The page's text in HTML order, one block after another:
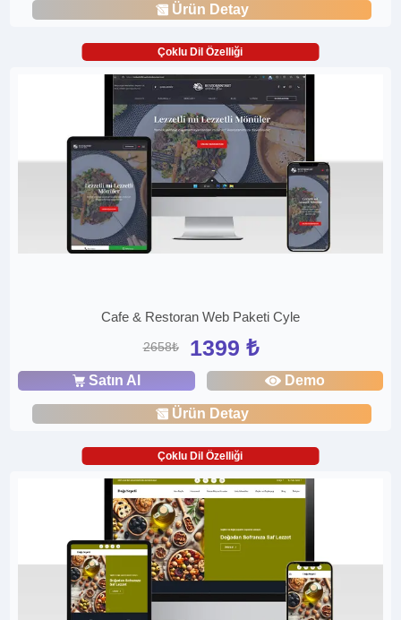
Ürün Detay
Çoklu Dil Özelliği
Cafe & Restoran Web Paketi Cyle
2658₺ 1399 ₺
Satın Al Demo
Ürün Detay
Çoklu Dil Özelliği